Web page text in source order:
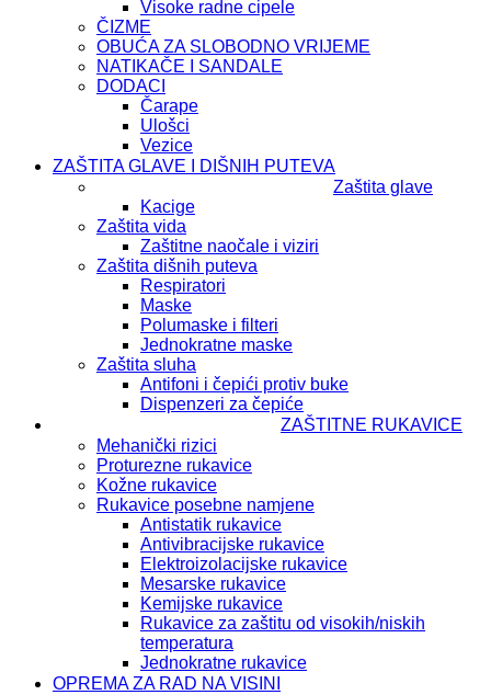
Visoke radne cipele
ČIZME
OBUĆA ZA SLOBODNO VRIJEME
NATIKAČE I SANDALE
DODACI
Čarape
Ulošci
Vezice
ZAŠTITA GLAVE I DIŠNIH PUTEVA
Zaštita glave
Kacige
Zaštita vida
Zaštitne naočale i viziri
Zaštita dišnih puteva
Respiratori
Maske
Polumaske i filteri
Jednokratne maske
Zaštita sluha
Antifoni i čepići protiv buke
Dispenzeri za čepiće
ZAŠTITNE RUKAVICE
Mehanički rizici
Proturezne rukavice
Kožne rukavice
Rukavice posebne namjene
Antistatik rukavice
Antivibracijske rukavice
Elektroizolacijske rukavice
Mesarske rukavice
Kemijske rukavice
Rukavice za zaštitu od visokih/niskih
temperatura
Jednokratne rukavice
OPREMA ZA RAD NA VISINI